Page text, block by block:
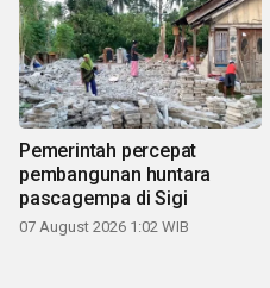
Pemerintah percepat
pembangunan huntara
pascagempa di Sigi
07 August 2026 1:02 WIB